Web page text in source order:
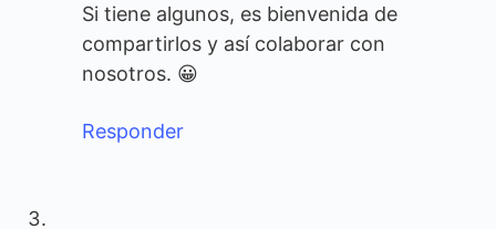
Si tiene algunos, es bienvenida de
compartirlos y así colaborar con
nosotros. 😀
Responder